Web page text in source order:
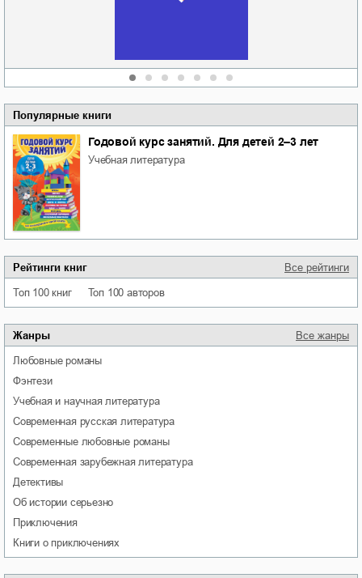
Популярные книги
Годовой курс занятий. Для детей 2–3 лет
учебная литература
Рейтинги книг Все рейтинги
Топ 100 книг Топ 100 авторов
Жанры Все жанры
любовные романы
фэнтези
учебная и научная литература
современная русская литература
современные любовные романы
современная зарубежная литература
детективы
об истории серьезно
приключения
книги о приключениях